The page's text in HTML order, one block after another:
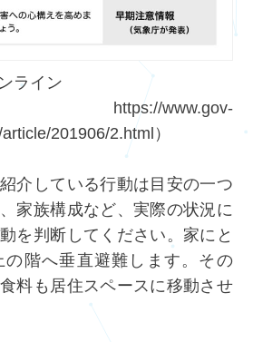
ライン
https://www.gov-
201906/2.html ）
介している行動は目安の一つ
家族構成など、実際の状況に
を判断してください。家にと
の階へ垂直避難します。その
料も居住スペースに移動させ